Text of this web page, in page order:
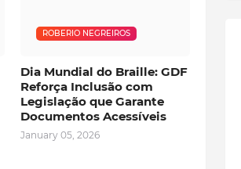
ROBERIO NEGREIROS
Dia Mundial do Braille: GDF
Reforça Inclusão com
Legislação que Garante
Documentos Acessíveis
January 05, 2026